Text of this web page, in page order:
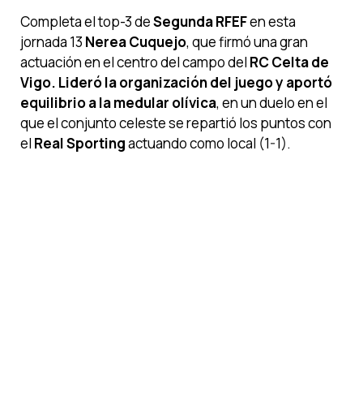
Completa el top-3 deSegunda RFEFen esta
jornada 13 Nerea Cuquejo, que firmó una gran
actuación en el centro del campo del RC Celta de
Vigo. Lideró la organización del juego y aportó
equilibrio a la medular olívica, en un duelo en el
que el conjunto celeste se repartió los puntos con
el Real Sportingactuando como local (1-1).